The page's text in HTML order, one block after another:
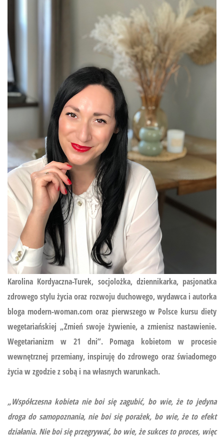
Karolina Kordyaczna-Turek, socjolożka, dziennikarka, pasjonatka
zdrowego stylu życia oraz rozwoju duchowego, wydawca i autorka
bloga modern-woman.com oraz pierwszego w Polsce kursu diety
wegetariańskiej „Zmień swoje żywienie, a zmienisz nastawienie.
Wegetarianizm w 21 dni”.Pomaga kobietom w procesie
wewnętrznej przemiany, inspiruję do zdrowego oraz świadomego
życia w zgodzie z sobą i na własnych warunkach.
„Współczesna kobieta nie boi się zagubić, bo wie, że to jedyna
droga do samopoznania, nie boi się porażek, bo wie, że to efekt
działania. Nie boi się przegrywać, bo wie, że sukces to proces, więc